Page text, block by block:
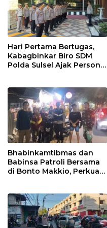
Hari Pertama Bertugas,
Kabagbinkar Biro SDM
Polda Sulsel Ajak Personel
Bhabinkamtibmas dan
Babinsa Patroli Bersama
di Bonto Makkio, Perkuat